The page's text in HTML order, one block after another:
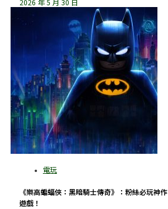
《樂高蝙蝠俠：黑暗騎士傳奇》：粉絲必玩神作
遊戲！